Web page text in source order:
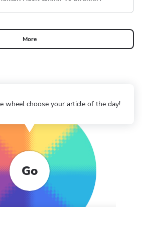
More
Go
wheel choose your article of the day!